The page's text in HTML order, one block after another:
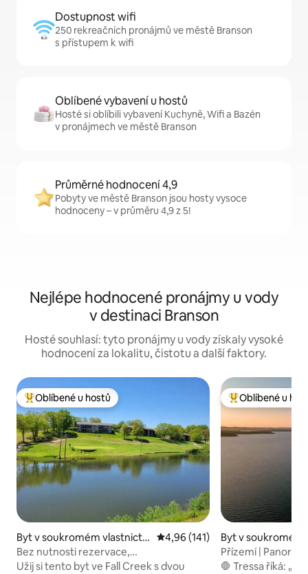
Dostupnost wifi
250 rekreačních pronájmů ve městě Branson
s přístupem k wifi
Oblíbené vybavení u hostů
Hosté si oblíbili vybavení Kuchyně, Wifi a Bazén
v pronájmech ve městě Branson
Průměrné hodnocení 4,9
Pobyty ve městě Branson jsou hosty vysoce
hodnoceny – v průměru 4,9 z 5!
Nejlépe hodnocené pronájmy u vody
v destinaci Branson
Hosté souhlasí: tyto pronájmy u vody získaly vysoké
hodnocení za lokalitu, čistotu a další faktory.
Nejlepší v kategorii Oblíbené u hostů
Oblíbené u hostů
Byt v soukromém vlastnictví
ve městě Branson
Průměrné hodnocení 4,96 z 5,
4,96 (141)
Bez nutnosti rezervace,
2 ložnice/2 koupelny, relaxační výhled na
Užij si tento byt ve Fall Creek s dvou
Nejlepší v
Oblíbené u
Byt v soukromém
ve městě Branson
Přízemí |
jezero | Herní
🛑 Tressa říká: